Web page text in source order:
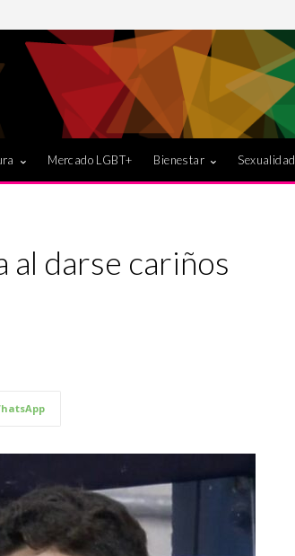
Mercado LGBT+ Bienestar Sexualidad
al darse cariños